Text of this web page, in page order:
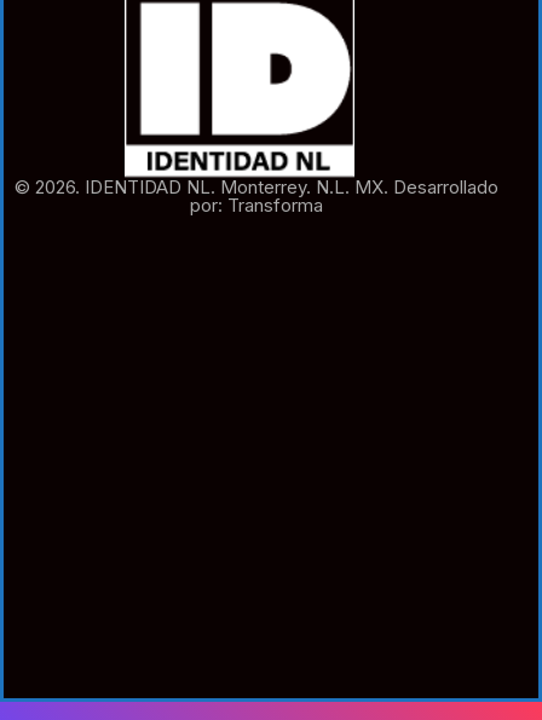
© 2026. IDENTIDAD NL. Monterrey. N.L. MX. Desarrollado
por: Transforma